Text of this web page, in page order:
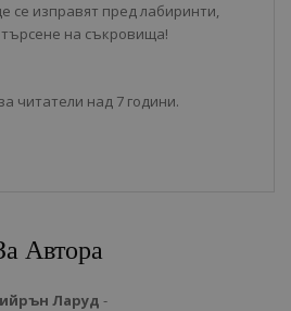
се изправят пред лабиринти,
на съкровища!
читатели над 7 години.
Автора
Ларуд -